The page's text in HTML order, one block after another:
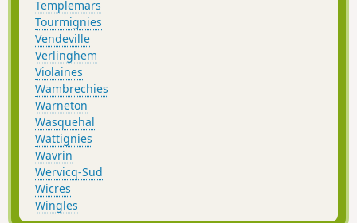
Templemars
Tourmignies
Vendeville
Verlinghem
Violaines
Wambrechies
Warneton
Wasquehal
Wattignies
Wavrin
Wervicq-Sud
Wicres
Wingles